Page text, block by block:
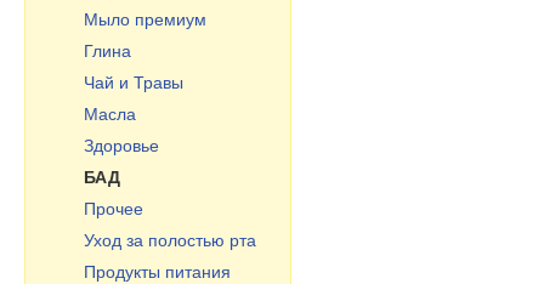
Мыло премиум
Глина
Чай и Травы
Масла
Здоровье
БАД
Прочее
Уход за полостью рта
Продукты питания